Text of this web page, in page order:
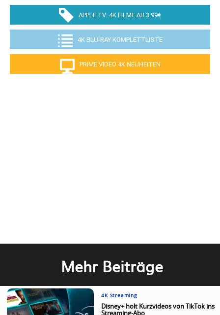
APPLE TV: 4K FILME AB 3.99€
4K BLU-RAY KOMPLETTLISTE
PRIME VIDEO 4K NEUHEITEN
Mehr Beiträge
4K Streaming
Disney+ holt Kurzvideos von TikTok ins
Streaming-Abo